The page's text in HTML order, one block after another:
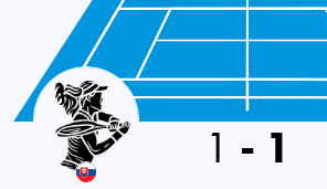
Slovakia
1 - 1